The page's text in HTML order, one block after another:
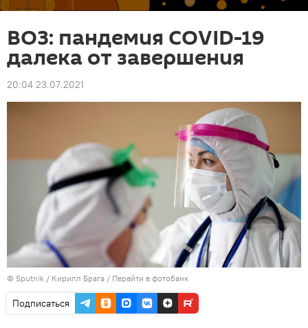
ВОЗ: пандемия COVID-19
далека от завершения
20:04 23.07.2021
© Sputnik / Кирилл Брага / Перейти в фотобанк
Подписаться